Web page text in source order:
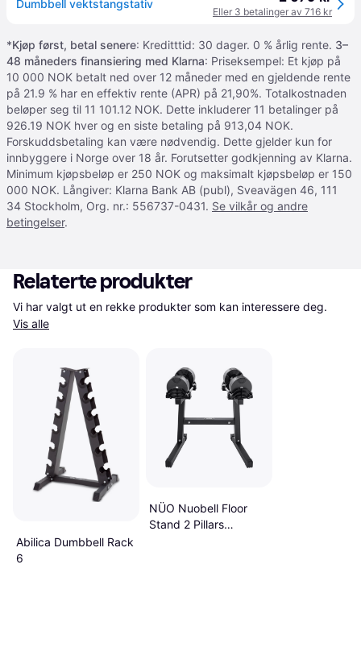
Dumbbell vektstangstativ
Eller 3 betalinger av 716 kr
*Kjøp først, betal senere: Kreditttid: 30 dager. 0 % årlig rente. 3–
48 måneders finansiering med Klarna: Priseksempel: Et kjøp på
10 000 NOK betalt ned over 12 måneder med en gjeldende rente
på 21.9 % har en effektiv rente (APR) på 21,90%. Totalkostnaden
beløper seg til 11 101.12 NOK. Dette inkluderer 11 betalinger på
926.19 NOK hver og en siste betaling på 913,04 NOK.
Forskuddsbetaling kan være nødvendig. Dette gjelder kun for
innbyggere i Norge over 18 år. Forutsetter godkjenning av Klarna.
Minimum kjøpsbeløp er 250 NOK og maksimalt kjøpsbeløp er 150
000 NOK. Långiver: Klarna Bank AB (publ), Sveavägen 46, 111
34 Stockholm, Org. nr.: 556737-0431. Se vilkår og andre
betingelser.
Relaterte produkter
Vis alle
Abilica Dumbbell Rack
6
NÜO Nuobell Floor
Stand 2 Pillars